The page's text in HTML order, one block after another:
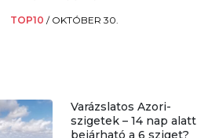
TOP10 / OKTÓBER 30.
Varázslatos Azori-
szigetek – 14 nap alatt
bejárható a 6 sziget?